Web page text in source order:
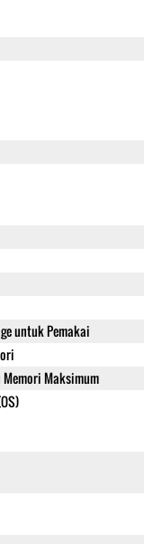
untuk Pemakai
Maksimum